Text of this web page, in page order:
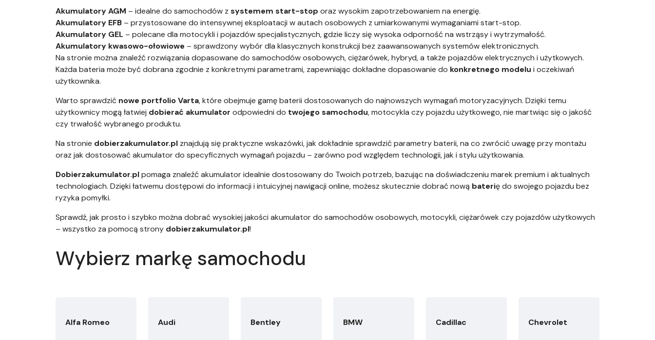
Akumulatory AGM – idealne do samochodów z systemem start-stop oraz wysokim zapotrzebowaniem na energię.
Akumulatory EFB – przystosowane do intensywnej eksploatacji w autach osobowych z umiarkowanymi wymaganiami start-stop.
Akumulatory GEL – polecane dla motocykli i pojazdów specjalistycznych, gdzie liczy się wysoka odporność na wstrząsy i wytrzymałość.
Akumulatory kwasowo-ołowiowe – sprawdzony wybór dla klasycznych konstrukcji bez zaawansowanych systemów elektronicznych.
Na stronie można znaleźć rozwiązania dopasowane do samochodów osobowych, ciężarówek, hybryd, a także pojazdów elektrycznych i użytkowych.
Każda bateria może być dobrana zgodnie z konkretnymi parametrami, zapewniając dokładne dopasowanie do konkretnego modelu i oczekiwań
użytkownika.
Warto sprawdzić nowe portfolio Varta, które obejmuje gamę baterii dostosowanych do najnowszych wymagań motoryzacyjnych. Dzięki temu
użytkownicy mogą łatwiej dobierać akumulator odpowiedni do twojego samochodu, motocykla czy pojazdu użytkowego, nie martwiąc się o jakość
czy trwałość wybranego produktu.
Na stronie dobierzakumulator.pl znajdują się praktyczne wskazówki, jak dokładnie sprawdzić parametry baterii, na co zwrócić uwagę przy montażu
oraz jak dostosować akumulator do specyficznych wymagań pojazdu – zarówno pod względem technologii, jak i stylu użytkowania.
Dobierzakumulator.plpomaga znaleźć akumulator idealnie dostosowany do Twoich potrzeb, bazując na doświadczeniu marek premium i aktualnych
technologiach. Dzięki łatwemu dostępowi do informacji i intuicyjnej nawigacji online, możesz skutecznie dobrać nową baterię do swojego pojazdu bez
ryzyka pomyłki.
Sprawdź, jak prosto i szybko można dobrać wysokiej jakości akumulator do samochodów osobowych, motocykli, ciężarówek czy pojazdów użytkowych
– wszystko za pomocą strony dobierzakumulator.pl!
Wybierz markę samochodu
Alfa Romeo Audi Bentley BMW Cadillac Chevrolet